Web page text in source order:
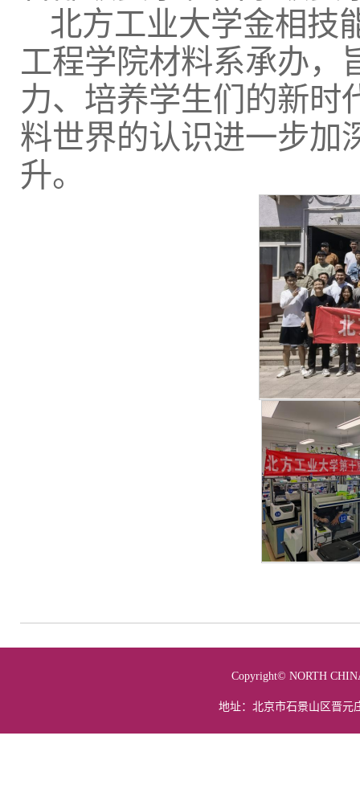
北方工业大学金相技
工程学院材料系承办，
力、培养学生们的新时
料世界的认识进一步加
升。
Copyright© NORTH
地址：北京市石景山区晋元